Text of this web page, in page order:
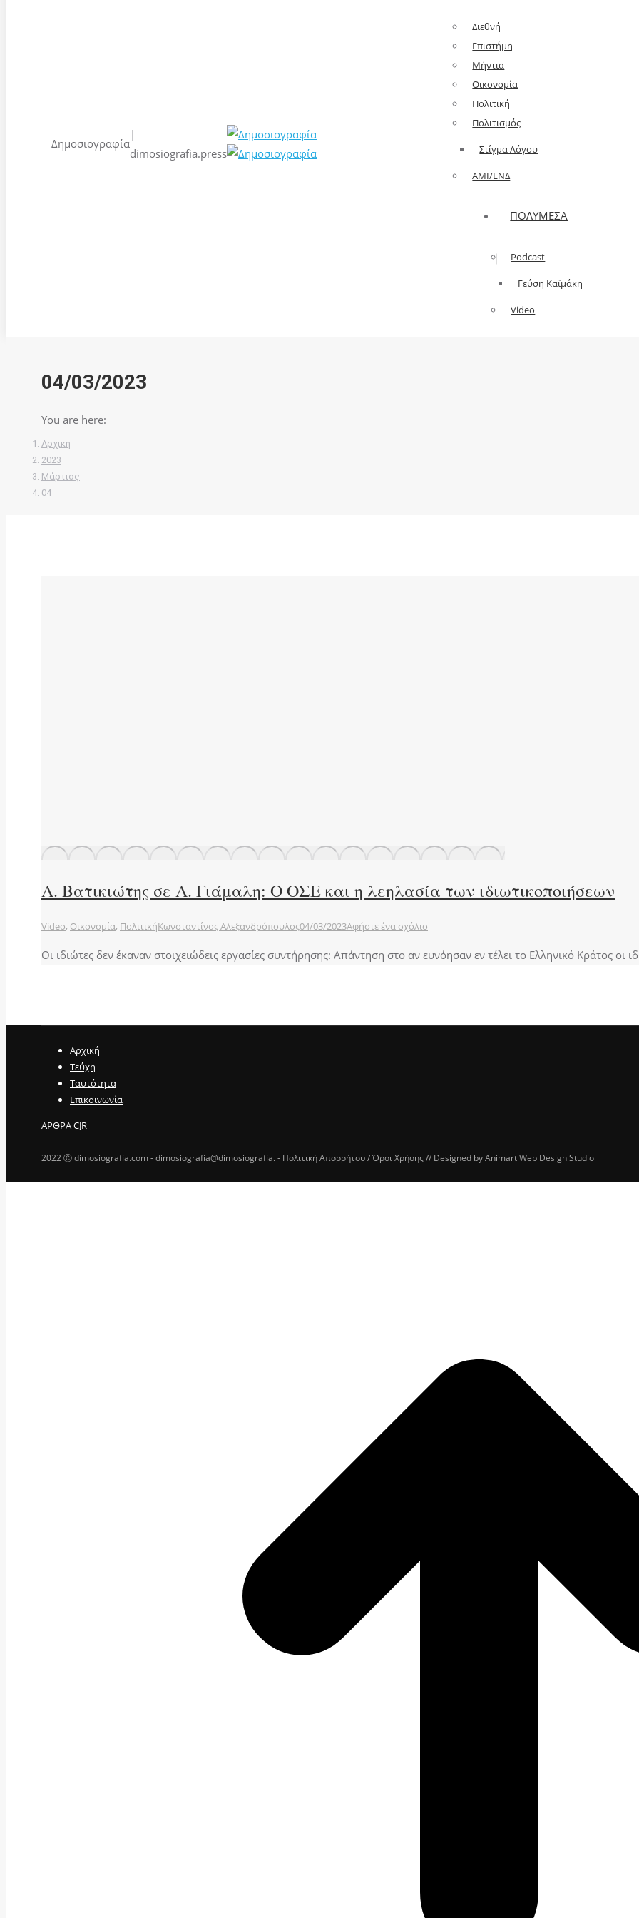
Δημοσιογραφία
|
dimosiografia.press
Διεθνή
Επιστήμη
Μήντια
Οικονομία
Πολιτική
Πολιτισμός
Στίγμα Λόγου
AMI/ΕΝΔ
ΠΟΛΥΜΈΣΑ
Podcast
Γεύση Καϊμάκη
Video
04/03/2023
You are here:
Αρχική
2023
Μάρτιος
04
Λ. Βατικιώτης σε Α. Γιάμαλη: Ο ΟΣΕ και η λεηλασία των ιδιωτικοποιήσεων
Video, Οικονομία, ΠολιτικήΚωνσταντίνος Αλεξανδρόπουλος04/03/2023Αφήστε ένα σχόλιο
Οι ιδιώτες δεν έκαναν στοιχειώδεις εργασίες συντήρησης: Απάντηση στο αν ευνόησαν εν τέλει το Ελληνικό Κράτος οι
Αρχική
Τεύχη
Ταυτότητα
Επικοινωνία
ΑΡΘΡΑ CJR
2022 Ⓒ dimosiografia.com -dimosiografia@dimosiografia. - Πολιτική Απορρήτου / Όροι Χρήσης// Designed byAnimart Web Design Studio